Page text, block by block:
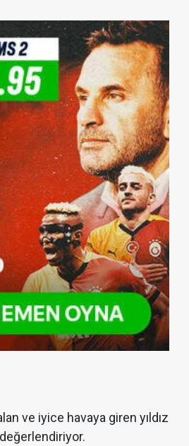
ve iyice havaya giren yıldız